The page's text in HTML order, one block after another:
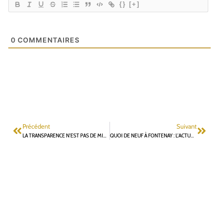
{} [+]
0 COMMENTAIRES
Précédent Suivant
QUOI DE NEUF À FONTENAY : L’ACTUALITÉ FONTENAISIENNE EN QUELQUES MINUTES